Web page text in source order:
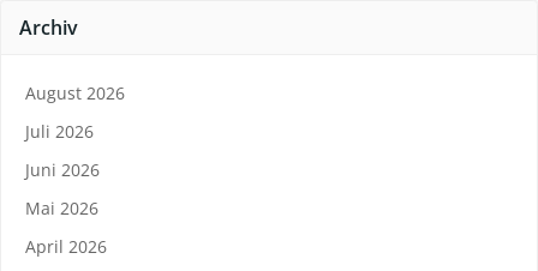
Archiv
August 2026
Juli 2026
Juni 2026
Mai 2026
April 2026